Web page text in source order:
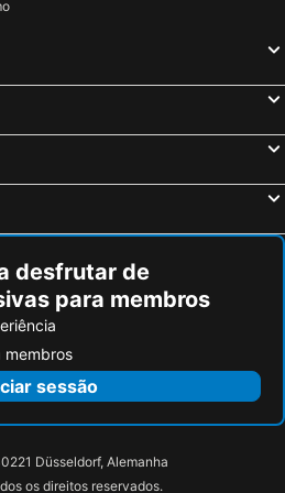
Montévrain, França Hotéis
desfrutar de
para membros
membros
sessão
Düsseldorf, Alemanha
os direitos reservados.